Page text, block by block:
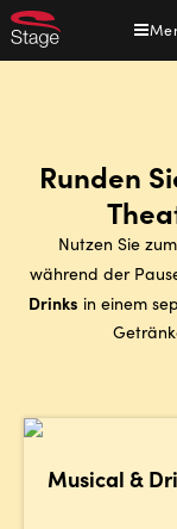
Direkt
zum
Runden
Nutzen Sie
während der
Drinks in einem
Musical &